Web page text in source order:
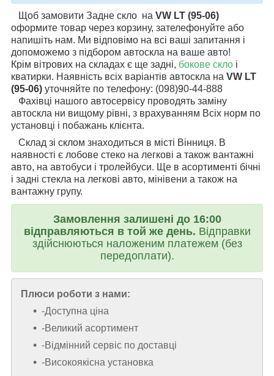
Щоб замовити Задне скло на VW LT (95-06)
оформите товар через корзину, зателефонуйте або
напишіть нам. Ми відповімо на всі ваші запитання і
допоможемо з підбором автоскла на ваше авто!
Крім вітрових на складах є ще задні, бокове скло і
кватирки. Наявність всіх варіантів автоскла на VW LT
(95-06) уточняйте по телефону: (098)90-44-888
Фахівці нашого автосервісу проводять заміну
автоскла ни вищому рівні, з врахуванням Всіх норм по
установці і побажань клієнта.
Склад зі склом знаходиться в місті Вінниця. В
наявності є лобове стеко на легкові а також вантажні
авто, на автобуси і тролейбуси. Ще в асортименті бічні
і задні стекла на легкові авто, мінівени а також на
вантажну групу.
Замовлення залишені до 16:00
відправляються в той же день. Відправки
здійснюються наложеним платежем (без
передоплати).
Плюси роботи з нами:
-Доступна ціна
-Великий асортимент
-Відмінний сервіс по доставці
-Високоякісна установка